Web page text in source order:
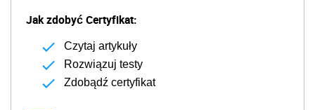
Jak zdobyć Certyfikat:
Czytaj artykuły
Rozwiązuj testy
Zdobądź certyfikat